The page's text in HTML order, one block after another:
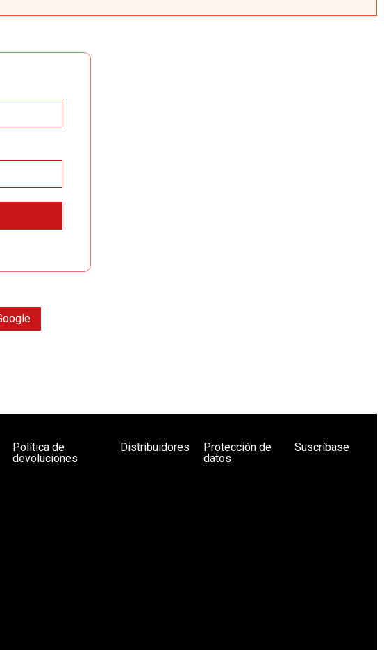
Política de
devoluciones
Distribuidores
Protección de
datos
Suscríbase